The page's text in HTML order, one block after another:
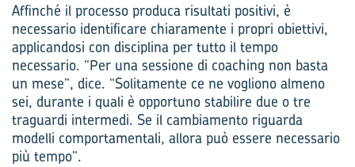
Affinché il processo produca risultati positivi, è
necessario identificare chiaramente i propri obiettivi,
applicandosi con disciplina per tutto il tempo
necessario. “Per una sessione di coaching non basta
un mese”, dice. “Solitamente ce ne vogliono almeno
sei, durante i quali è opportuno stabilire due o tre
traguardi intermedi. Se il cambiamento riguarda
modelli comportamentali, allora può essere necessario
più tempo”.